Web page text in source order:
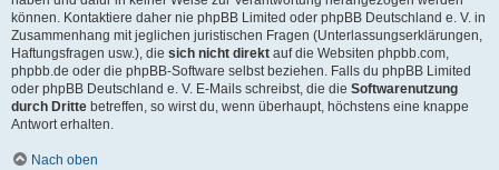
können. Kontaktiere daher nie phpBB Limited oder phpBB Deutschland e. V. in
Zusammenhang mit jeglichen juristischen Fragen (Unterlassungserklärungen,
Haftungsfragen usw.), die sich nicht direkt auf die Websiten phpbb.com,
phpbb.de oder die phpBB-Software selbst beziehen. Falls du phpBB Limited
oder phpBB Deutschland e. V. E-Mails schreibst, die die Softwarenutzung
durch Dritte betreffen, so wirst du, wenn überhaupt, höchstens eine knappe
Antwort erhalten.
Nach oben